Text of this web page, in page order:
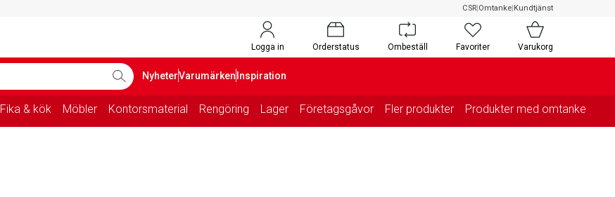
CSR|Omtanke|Kundtjänst
Logga in Orderstatus Ombeställ Favoriter Varukorg
NyheterVarumärken Inspiration
Fika & kök Möbler Kontorsmaterial Rengöring Lager Företagsgåvor Fler produkter Produkter med omtanke